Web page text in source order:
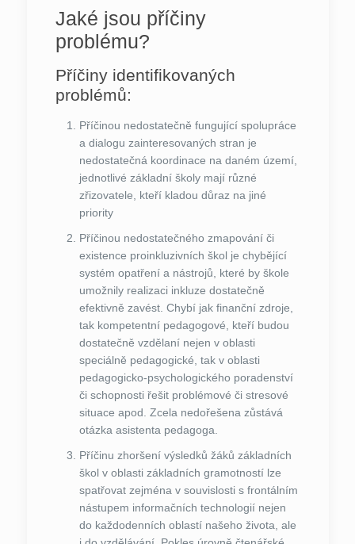
Jaké jsou příčiny
problému?
Příčiny identifikovaných
problémů:
Příčinou nedostatečně fungující spolupráce
a dialogu zainteresovaných stran je
nedostatečná koordinace na daném území,
jednotlivé základní školy mají různé
zřizovatele, kteří kladou důraz na jiné
priority
Příčinou nedostatečného zmapování či
existence proinkluzivních škol je chybějící
systém opatření a nástrojů, které by škole
umožnily realizaci inkluze dostatečně
efektivně zavést. Chybí jak finanční zdroje,
tak kompetentní pedagogové, kteří budou
dostatečně vzdělaní nejen v oblasti
speciálně pedagogické, tak v oblasti
pedagogicko-psychologického poradenství
či schopnosti řešit problémové či stresové
situace apod. Zcela nedořešena zůstává
otázka asistenta pedagoga.
Příčinu zhoršení výsledků žáků základních
škol v oblasti základních gramotností lze
spatřovat zejména v souvislosti s frontálním
nástupem informačních technologií nejen
do každodenních oblastí našeho života, ale